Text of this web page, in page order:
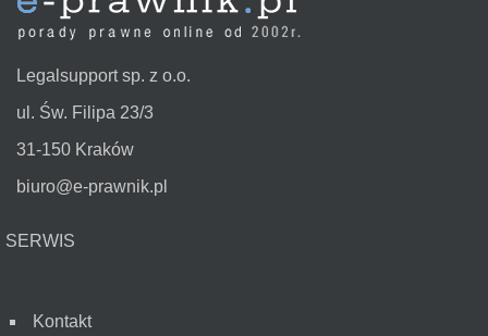
Legalsupport sp. z o.o.
ul. Św. Filipa 23/3
31-150 Kraków
biuro@e-prawnik.pl
SERWIS
Kontakt